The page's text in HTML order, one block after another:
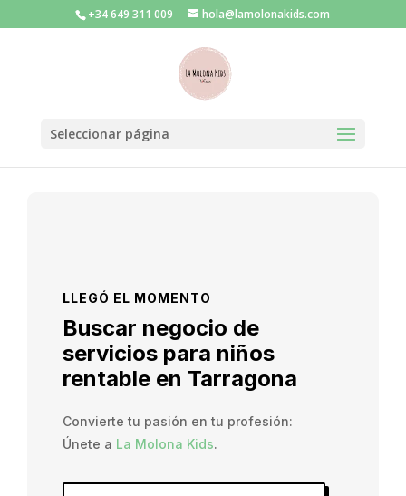
+34 649 311 009 hola@lamolonakids.com
Seleccionar página
LLEGÓ EL MOMENTO
Buscar negocio de
servicios para niños
rentable en Tarragona
Convierte tu pasión en tu profesión:
Únete a La Molona Kids.